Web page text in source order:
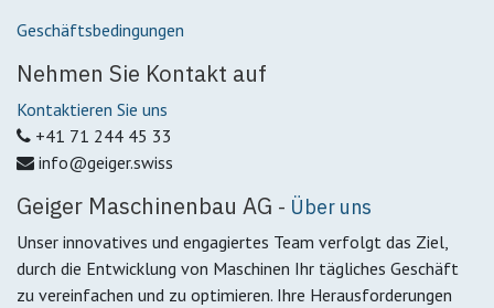
Geschäftsbedingungen
Nehmen Sie Kontakt auf
Kontaktieren Sie uns
+41 71 244 45 33
info@geiger.swiss
Geiger Maschinenbau AG - Über uns
Unser innovatives und engagiertes Team verfolgt das Ziel,
durch die Entwicklung von Maschinen Ihr tägliches Geschäft
zu vereinfachen und zu optimieren. Ihre Herausforderungen